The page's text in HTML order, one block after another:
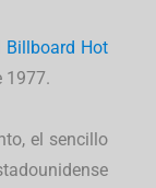
Billboard Hot
1977.
el sencillo